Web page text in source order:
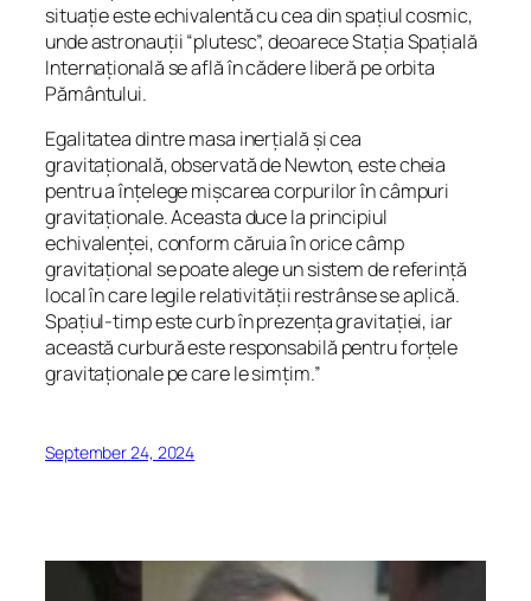
situație este echivalentă cu cea din spațiul cosmic,
unde astronauții “plutesc”, deoarece Stația Spațială
Internațională se află în cădere liberă pe orbita
Pământului.
Egalitatea dintre masa inerțială și cea
gravitațională, observată de Newton, este cheia
pentru a înțelege mișcarea corpurilor în câmpuri
gravitaționale. Aceasta duce la principiul
echivalenței, conform căruia în orice câmp
gravitațional se poate alege un sistem de referință
local în care legile relativității restrânse se aplică.
Spațiul-timp este curb în prezența gravitației, iar
această curbură este responsabilă pentru forțele
gravitaționale pe care le simțim.”
September 24, 2024